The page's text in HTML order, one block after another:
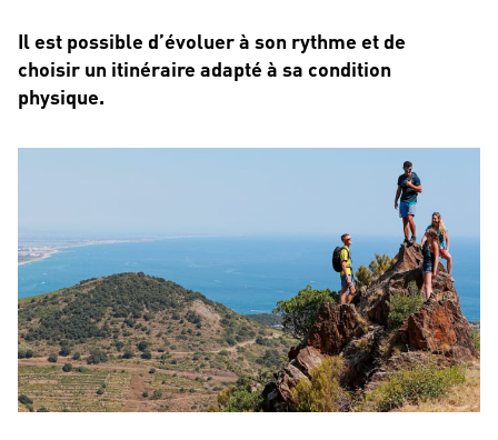
Il est possible d’évoluer à son rythme et de
choisir un itinéraire adapté à sa condition
physique.